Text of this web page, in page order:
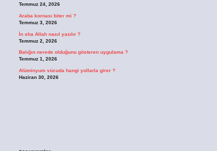
Temmuz 24, 2026
Araba kornası biter mi ?
Temmuz 3, 2026
İn sha Allah nasıl yazılır ?
Temmuz 2, 2026
Balığın nerede olduğunu gösteren uygulama ?
Temmuz 1, 2026
Alüminyum vücuda hangi yollarla girer ?
Haziran 30, 2026